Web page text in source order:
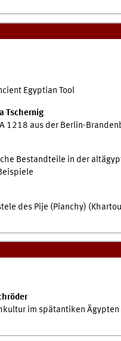
Egyptian Tool
Tschernig
1218 aus der Berlin-
Bestandteile in der
des Pije (Pianchy)
im spätantiken